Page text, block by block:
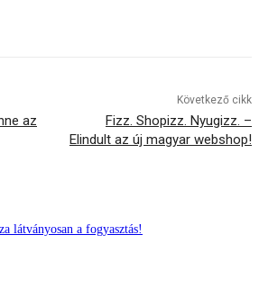
az
Következő cikk
Fizz. Shopizz. Nyugizz. –
Elindult az új magyar webshop!
látványosan a fogyasztás!